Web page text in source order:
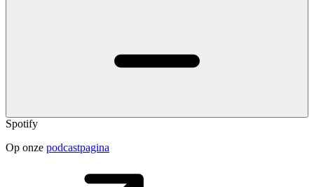
Spotify
Op onze podcastpagina